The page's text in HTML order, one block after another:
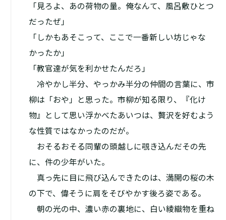
「見ろよ、あの荷物の量。俺なんて、風呂敷ひとつ
だったぜ」
「しかもあそこって、ここで一番新しい坊じゃな
かったか」
「教官達が気を利かせたんだろ」
冷やかし半分、やっかみ半分の仲間の言葉に、市
柳は「おや」と思った。市柳が知る限り、『化け
物』として思い浮かべたあいつは、贅沢を好むよう
な性質ではなかったのだが。
おそるおそる同輩の頭越しに覗き込んだその先
に、件の少年がいた。
真っ先に目に飛び込んできたのは、満開の桜の木
の下で、偉そうに肩をそびやかす後ろ姿である。
朝の光の中、濃い赤の裏地に、白い綾織物を重ね